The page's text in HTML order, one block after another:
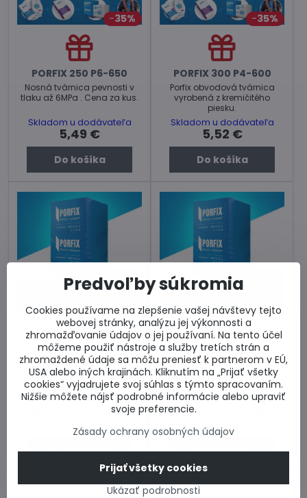
35%
PORFIX 250 P6-650
Nosná tvárnica pevnosti v
tlaku až 6MPa . Cena za kus.
Skladom u dodávateľa
5,49 €
Do košíka
35%
PORFIX 300 P4-600
Porfix obvodová tvárnica
vyrobená z kremičitého
piesku.
Skladom u dodávateľa
5,52 €
Do košíka
35%
PORFIX 300 P6-650
Porfix obvodová tvárnica s
vyššou pevnosťou 6 Mpa.
Cena za ks.
Skladom u dodávateľa
6,56 €
Do košíka
35%
PORFIX 375 P4-600
Porfix obvodová tvárnica
vyrobená z kremičitého
piesku.
Skladom u dodávateľa
6,89 €
Do košíka
Predvoľby súkromia
Cookies používame na zlepšenie vašej návštevy tejto
webovej stránky, analýzu jej výkonnosti a
zhromažďovanie údajov o jej používaní. Na tento účel
môžeme použiť nástroje a služby tretích strán a
zhromaždené údaje sa môžu preniesť k partnerom v EÚ,
USA alebo iných krajinách. Kliknutím na „Prijať všetky
cookies“ vyjadrujete svoj súhlas s týmto spracovaním.
Nižšie môžete nájsť podrobné informácie alebo upraviť
svoje preferencie.
Zásady ochrany osobných údajov
Ukázať podrobnosti
Prijať všetky cookies